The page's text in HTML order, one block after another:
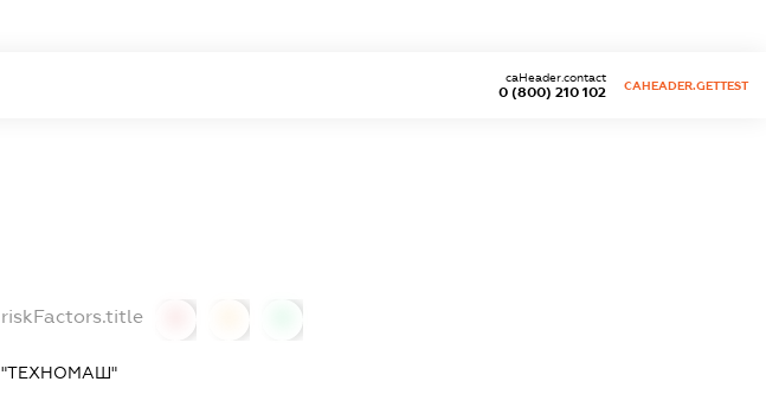
0 (800) 210 102
caHeader.contact
CAHEADER.GETTEST
riskFactors.title
"ТЕХНОМАШ"